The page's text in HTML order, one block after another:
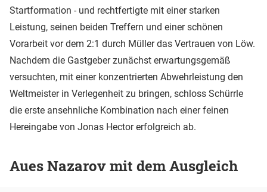
Startformation - und rechtfertigte mit einer starken
Leistung, seinen beiden Treffern und einer schönen
Vorarbeit vor dem 2:1 durch Müller das Vertrauen von Löw.
Nachdem die Gastgeber zunächst erwartungsgemäß
versuchten, mit einer konzentrierten Abwehrleistung den
Weltmeister in Verlegenheit zu bringen, schloss Schürrle
die erste ansehnliche Kombination nach einer feinen
Hereingabe von Jonas Hector erfolgreich ab.
Aues Nazarov mit dem Ausgleich